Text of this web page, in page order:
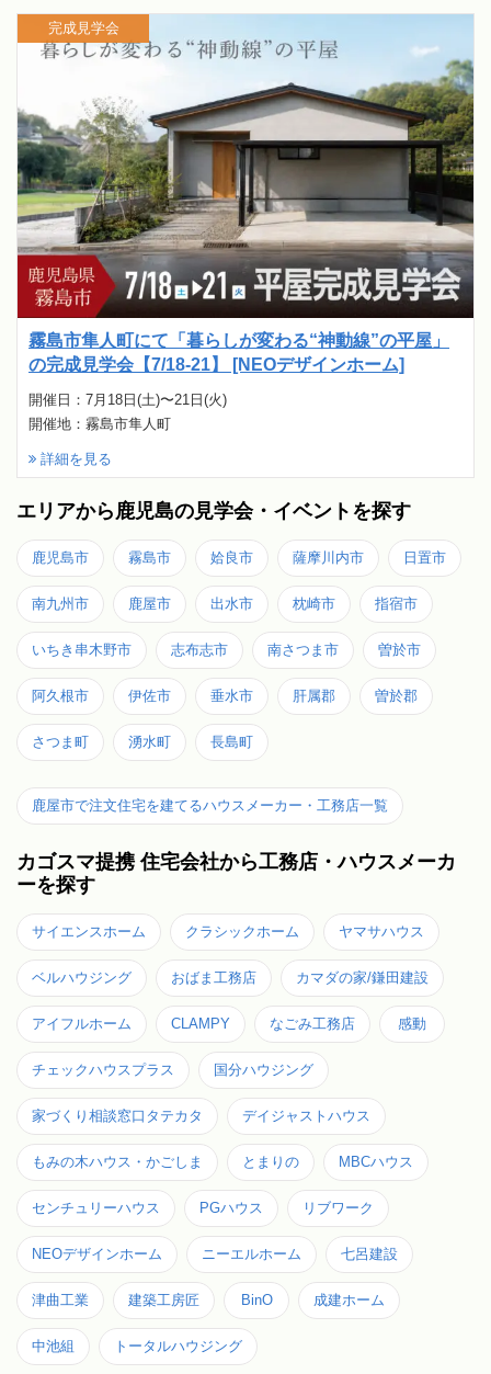
霧島市隼人町にて「暮らしが変わる“神動線”の平屋」
の完成見学会【7/18-21】 [NEOデザインホーム]
開催日：7月18日(土)〜21日(火)
開催地：霧島市隼人町
詳細を見る
完成見学会
エリアから鹿児島の見学会・イベントを探す
鹿児島市 霧島市 姶良市 薩摩川内市 日置市
南九州市 鹿屋市 出水市 枕崎市 指宿市
いちき串木野市 志布志市 南さつま市 曽於市
阿久根市 伊佐市 垂水市 肝属郡 曽於郡
さつま町 湧水町 長島町
鹿屋市で注文住宅を建てるハウスメーカー・工務店一覧
カゴスマ提携 住宅会社から工務店・ハウスメーカ
ーを探す
サイエンスホーム クラシックホーム ヤマサハウス
ベルハウジング おばま工務店 カマダの家/鎌田建設
アイフルホーム CLAMPY なごみ工務店 感動
チェックハウスプラス 国分ハウジング
家づくり相談窓口タテカタ デイジャストハウス
もみの木ハウス・かごしま とまりの MBCハウス
センチュリーハウス PGハウス リブワーク
NEOデザインホーム ニーエルホーム 七呂建設
津曲工業 建築工房匠 BinO 成建ホーム
中池組 トータルハウジング